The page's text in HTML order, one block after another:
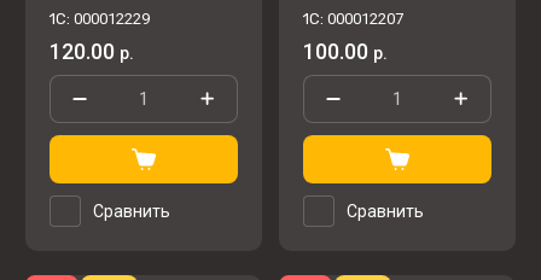
1C: 000012229
120.00 р.
Сравнить
1C: 000012207
100.00 р.
Сравнить